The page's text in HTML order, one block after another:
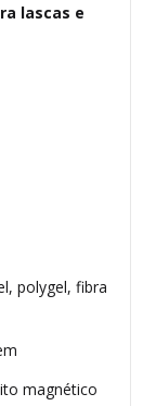
lascas e
polygel, fibra
magnético